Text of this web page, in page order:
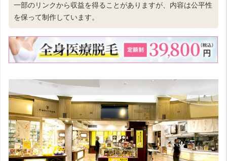
一部のリンクから収益を得ることがありますが、内容は公平性
を保って制作しています。